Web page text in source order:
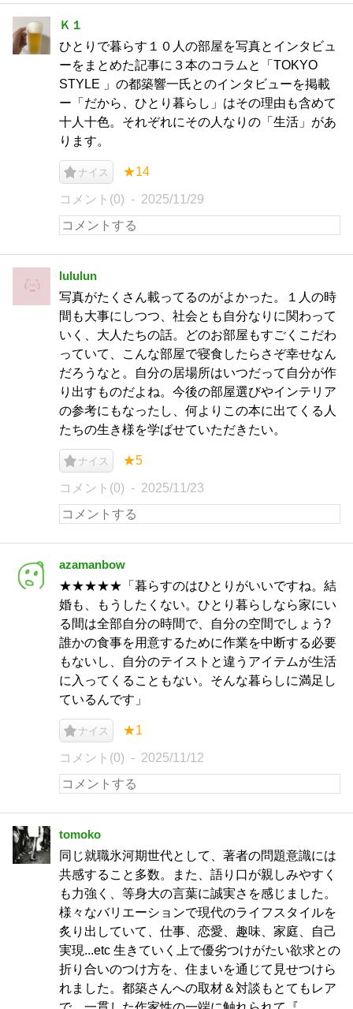
Ｋ１
ひとりで暮らす１０人の部屋を写真とインタビュ
ーをまとめた記事に３本のコラムと「TOKYO
STYLE 」の都築響一氏とのインタビューを掲載
ー「だから、ひとり暮らし」はその理由も含めて
十人十色。それぞれにその人なりの「生活」があ
ります。
ナイス ★14
コメント(0) 2025/11/29
lululun
写真がたくさん載ってるのがよかった。１人の時
間も大事にしつつ、社会とも自分なりに関わって
いく、大人たちの話。どのお部屋もすごくこだわ
っていて、こんな部屋で寝食したらさぞ幸せなん
だろうなと。自分の居場所はいつだって自分が作
り出すものだよね。今後の部屋選びやインテリア
の参考にもなったし、何よりこの本に出てくる人
たちの生き様を学ばせていただきたい。
ナイス ★5
コメント(0) 2025/11/23
azamanbow
★★★★★「暮らすのはひとりがいいですね。結
婚も、もうしたくない。ひとり暮らしなら家にい
る間は全部自分の時間で、自分の空間でしょう?
誰かの食事を用意するために作業を中断する必要
もないし、自分のテイストと違うアイテムが生活
に入ってくることもない。そんな暮らしに満足し
ているんです」
ナイス ★1
コメント(0) 2025/11/12
tomoko
同じ就職氷河期世代として、著者の問題意識には
共感すること多数。また、語り口が親しみやすく
も力強く、等身大の言葉に誠実さを感じました。
様々なバリエーションで現代のライフスタイルを
炙り出していて、仕事、恋愛、趣味、家庭、自己
実現...etc 生きていく上で優劣つけがたい欲求との
折り合いのつけ方を、住まいを通じて見せつけら
れました。都築さんへの取材＆対談もとてもレア